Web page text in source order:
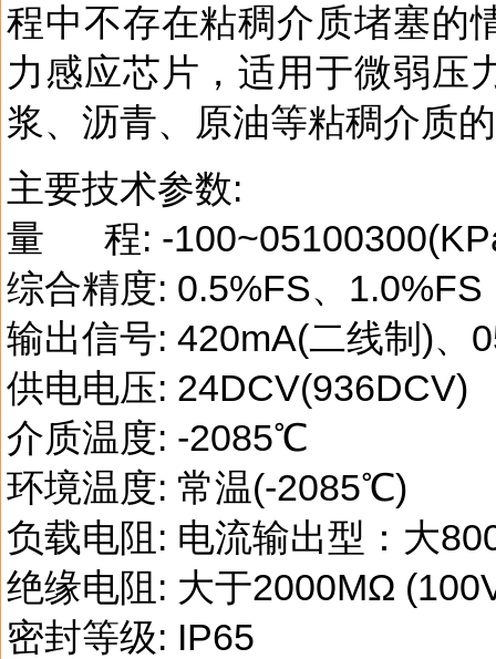
程中不存在粘稠介质堵塞的
力感应芯片，适用于微弱压
浆、沥青、原油等粘稠介质
主要技术参数:
量 程: -
综合精度: 0.5%FS、1.0%FS
输出信号: 420mA(二线制)、
供电电压: 24DCV(936DCV)
介质温度: -2085℃
环境温度: 常温(-2085℃)
负载电阻: 电流输出型：大
绝缘电阻: 大于2000MΩ
密封等级: IP65